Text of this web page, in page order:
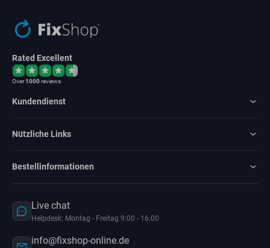
Rated Excellent
Over1000reviews
Kundendienst
Nützliche Links
Bestellinformationen
Live chat
Helpdesk: Montag - Freitag 9:00 - 16:00
info@fixshop-online.de